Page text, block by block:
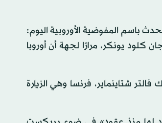
باسم المفوضية الأوروبية اليوم:
يونكر، مرارًا لجهة أن أوروبا
شتاينماير، فرنسا وهي الزيارة